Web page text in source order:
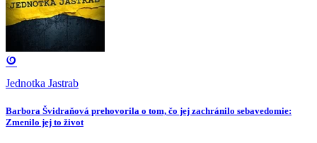
Jednotka Jastrab
Barbora Švidraňová prehovorila o tom, čo jej zachránilo sebavedomie:
Zmenilo jej to život